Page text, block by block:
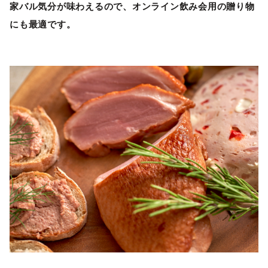
家バル気分が味わえるので、オンライン飲み会用の贈り物
にも最適です。